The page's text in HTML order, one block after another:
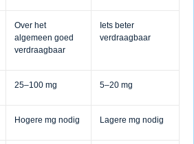
Over het
algemeen goed
verdraagbaar
Iets beter
verdraagbaar
25–100 mg 5–20 mg
Hogere mg nodig Lagere mg nodig